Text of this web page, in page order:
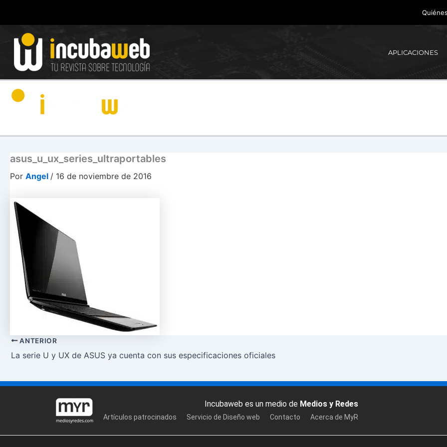
contenido
APLICACIONES
asus_u_ux_series_ultraportables
Por Angel / 16 de noviembre de 2016
ANTERIOR
La serie U y UX de ASUS ya cuenta con sus especificaciones oficiales
Incubaweb es un medio de Medios y Redes
Artículos patrocinados Servicio de Diseño web Contacto Acerca de MyR